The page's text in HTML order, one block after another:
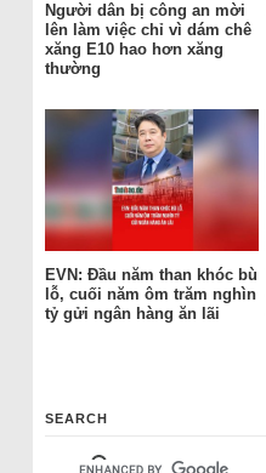
Người dân bị công an mời
lên làm việc chỉ vì dám chê
xăng E10 hao hơn xăng
thường
EVN: Đầu năm than khóc bù
lỗ, cuối năm ôm trăm nghìn
tỷ gửi ngân hàng ăn lãi
SEARCH